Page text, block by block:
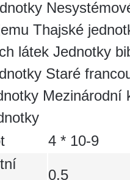
Thajské
látek Jednotky
Staré
Mezinárodní
4 * 10-9
0.5